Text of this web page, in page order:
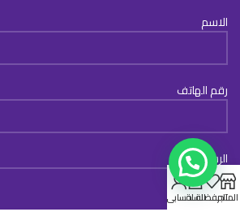
الاسم
رقم الهاتف
الرسالة
المتجرالمفضلة
0
السلةحسابي